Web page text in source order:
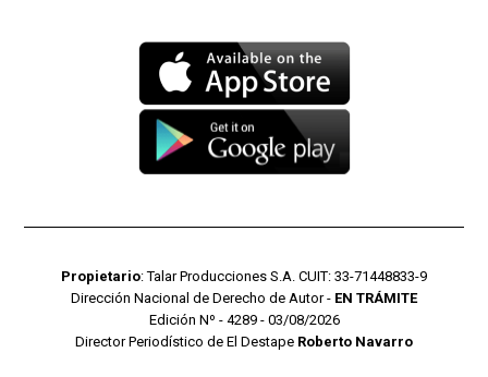
Propietario: Talar Producciones S.A. CUIT: 33-71448833-9
Dirección Nacional de Derecho de Autor - EN TRÁMITE
Edición Nº - 4289 - 03/08/2026
Director Periodístico de El Destape Roberto Navarro